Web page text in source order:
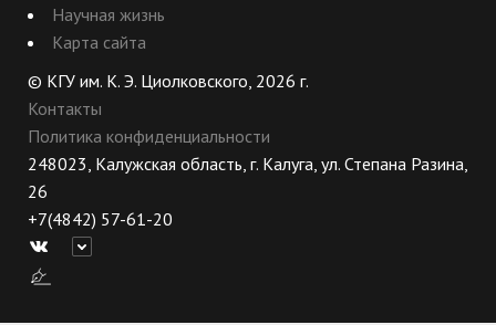
Научная жизнь
Карта сайта
© КГУ им. К. Э. Циолковского, 2026 г.
Контакты
Политика конфиденциальности
248023, Калужская область, г. Калуга, ул. Степана Разина,
26
+7(4842) 57-61-20